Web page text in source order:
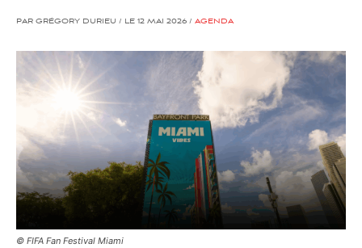
PAR GRÉGORY DURIEU / LE 12 MAI 2026 / AGENDA
© FIFA Fan Festival Miami